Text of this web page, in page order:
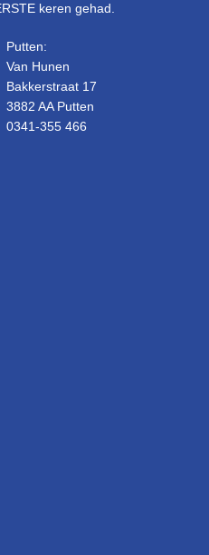
keren gehad.
Putten:
Van Hunen
Bakkerstraat 17
3882 AA Putten
0341-355 466